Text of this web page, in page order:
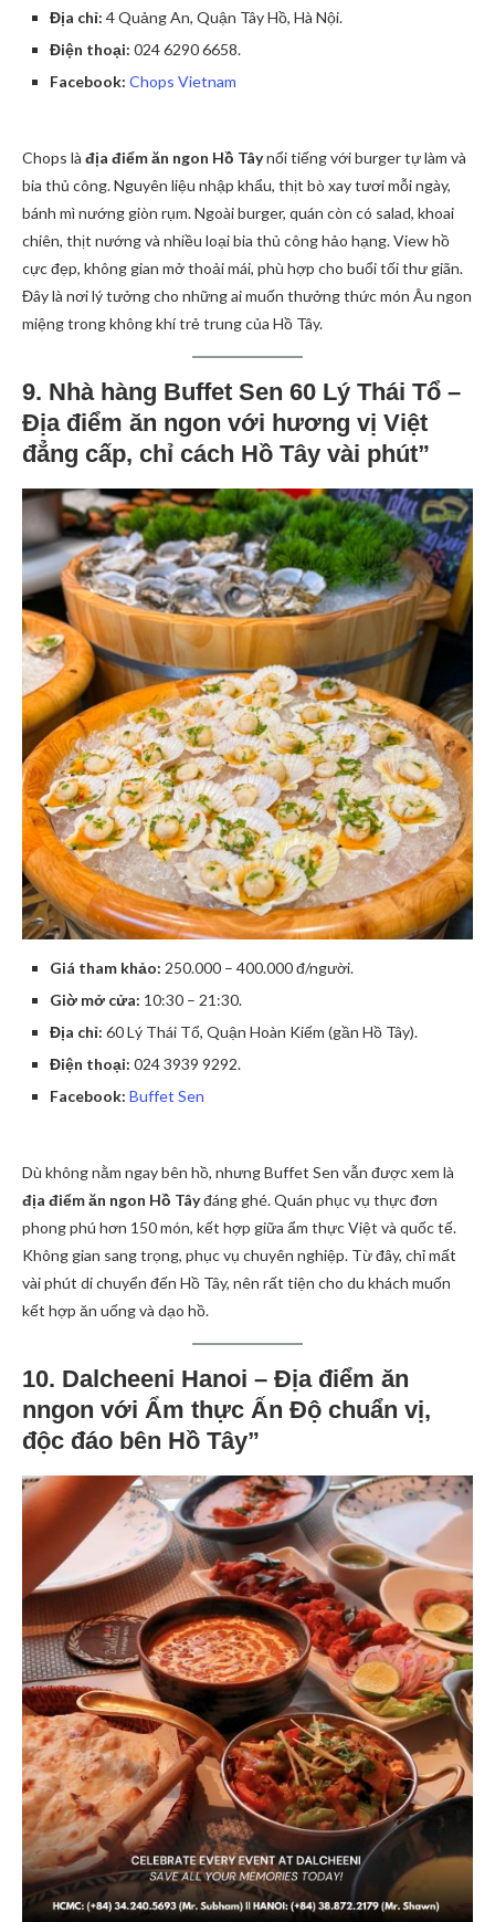
Địa chỉ: 4 Quảng An, Quận Tây Hồ, Hà Nội.
Điện thoại: 024 6290 6658.
Facebook: Chops Vietnam
Chops là địa điểm ăn ngon Hồ Tâynổi tiếng với burger tự làm và
bia thủ công. Nguyên liệu nhập khẩu, thịt bò xay tươi mỗi ngày,
bánh mì nướng giòn rụm. Ngoài burger, quán còn có salad, khoai
chiên, thịt nướng và nhiều loại bia thủ công hảo hạng. View hồ
cực đẹp, không gian mở thoải mái, phù hợp cho buổi tối thư giãn.
Đây là nơi lý tưởng cho những ai muốn thưởng thức món Âu ngon
miệng trong không khí trẻ trung của Hồ Tây.
9. Nhà hàng Buffet Sen 60 Lý Thái Tổ –
Địa điểm ăn ngon với hương vị Việt
đẳng cấp, chỉ cách Hồ Tây vài phút”
Giá tham khảo: 250.000 – 400.000 đ/người.
Giờ mở cửa: 10:30 – 21:30.
Địa chỉ: 60 Lý Thái Tổ, Quận Hoàn Kiếm (gần Hồ Tây).
Điện thoại: 024 3939 9292.
Facebook: Buffet Sen
Dù không nằm ngay bên hồ, nhưng Buffet Sen vẫn được xem là
địa điểm ăn ngon Hồ Tâyđáng ghé. Quán phục vụ thực đơn
phong phú hơn 150 món, kết hợp giữa ẩm thực Việt và quốc tế.
Không gian sang trọng, phục vụ chuyên nghiệp. Từ đây, chỉ mất
vài phút di chuyển đến Hồ Tây, nên rất tiện cho du khách muốn
kết hợp ăn uống và dạo hồ.
10. Dalcheeni Hanoi – Địa điểm ăn
nngon với Ẩm thực Ấn Độ chuẩn vị,
độc đáo bên Hồ Tây”